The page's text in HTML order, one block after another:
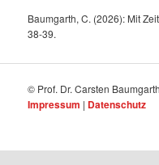
Baumgarth, C. (2026): Mit
38-39.
© Prof. Dr. Carsten
Impressum | Datenschutz